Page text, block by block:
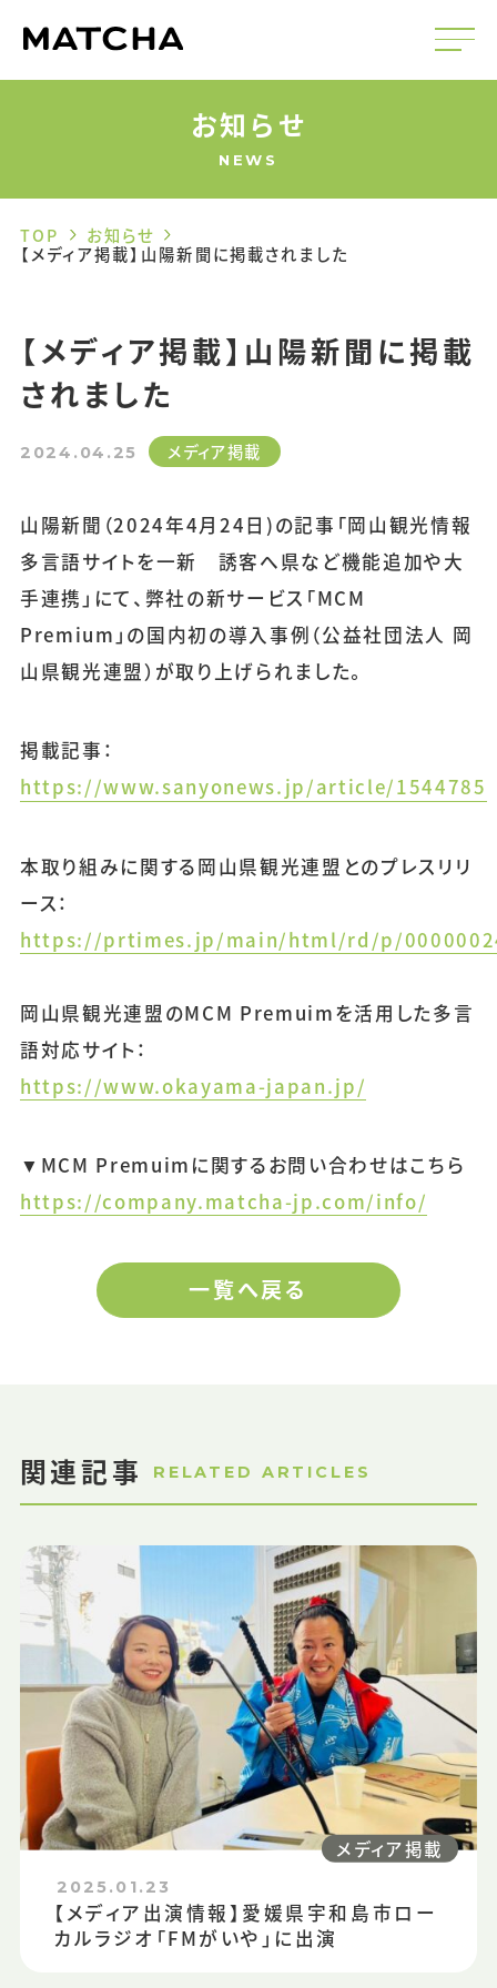
お知らせ
NEWS
TOP
お知らせ
【メディア掲載】山陽新聞に掲載されました
【メディア掲載】山陽新聞に掲載
されました
2024.04.25 メディア掲載
山陽新聞（2024年4月24日)の記事「岡山観光情報
多言語サイトを一新 誘客へ県など機能追加や大
手連携」にて、弊社の新サービス「MCM
Premium」の国内初の導入事例（公益社団法人 岡
山県観光連盟）が取り上げられました。
掲載記事：
https://www.sanyonews.jp/article/1544785
本取り組みに関する岡山県観光連盟とのプレスリリ
ース：
https://prtimes.jp/main/html/rd/p/
岡山県観光連盟のMCM Premuimを活用した多言
語対応サイト：
https://www.okayama-japan.jp/
▼MCM Premuimに関するお問い合わせはこちら
https://company.matcha-jp.com/info/
一覧へ戻る
関連記事 RELATED ARTICLES
メディア掲載
2025.01.23
【メディア出演情報】愛媛県宇和島市ロー
カルラジオ「FMがいや」に出演